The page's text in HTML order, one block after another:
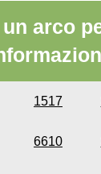
arco
1517
6610